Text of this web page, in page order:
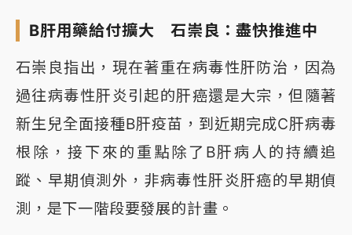
B肝用藥給付擴大 石崇良：盡快推進中
石崇良指出，現在著重在病毒性肝防治，因為
過往病毒性肝炎引起的肝癌還是大宗，但隨著
新生兒全面接種B肝疫苗，到近期完成C肝病毒
根除，接下來的重點除了B肝病人的持續追
蹤、早期偵測外，非病毒性肝炎肝癌的早期偵
測，是下一階段要發展的計畫。